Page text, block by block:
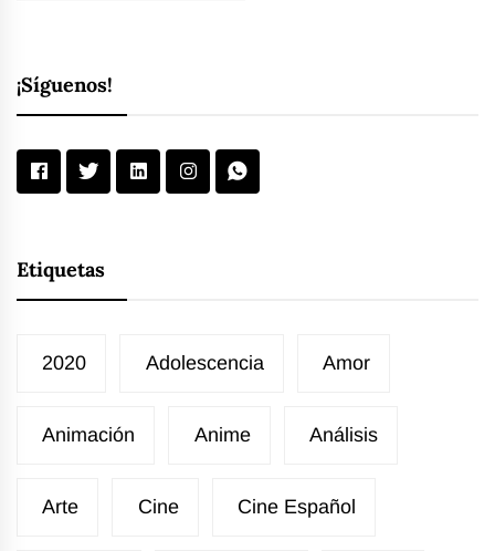
¡Síguenos!
Etiquetas
2020 Adolescencia Amor
Animación Anime Análisis
Arte Cine Cine Español